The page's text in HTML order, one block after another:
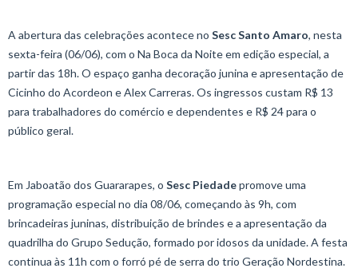
A abertura das celebrações acontece no Sesc Santo Amaro, nesta
sexta-feira (06/06), com o Na Boca da Noite em edição especial, a
partir das 18h. O espaço ganha decoração junina e apresentação de
Cicinho do Acordeon e Alex Carreras. Os ingressos custam R$ 13
para trabalhadores do comércio e dependentes e R$ 24 para o
público geral.
Em Jaboatão dos Guararapes, o Sesc Piedadepromove uma
programação especial no dia 08/06, começando às 9h, com
brincadeiras juninas, distribuição de brindes e a apresentação da
quadrilha do Grupo Sedução, formado por idosos da unidade. A festa
continua às 11h com o forró pé de serra do trio Geração Nordestina.